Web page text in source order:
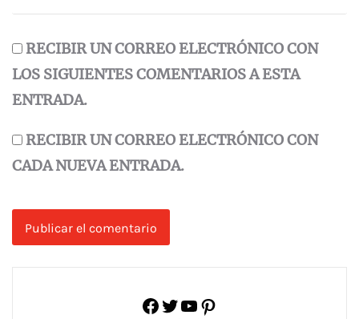
RECIBIR UN CORREO ELECTRÓNICO CON
LOS SIGUIENTES COMENTARIOS A ESTA
ENTRADA.
RECIBIR UN CORREO ELECTRÓNICO CON
CADA NUEVA ENTRADA.
Facebook
Twitter
YouTube
Pinterest